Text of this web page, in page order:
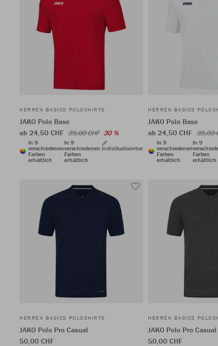
HERREN BASICS POLOSHIRTS
JAKO Polo Base
ab 24,50 CHF 35,00 CHF 30 %
In 9
verschiedenen
Farben
erhältlich
In 9
verschiedenen
Farben
erhältlich
Individualisierbar
HERREN BASICS
JAKO Polo Base
ab 24,50 CHF 35,00
In 9
verschiedenen
Farben
erhältlich
In 9
Farben
erhältlich
HERREN BASICS POLOSHIRTS
JAKO Polo Pro Casual
50,00 CHF
HERREN BASICS
JAKO Polo Pro Casual
50,00 CHF